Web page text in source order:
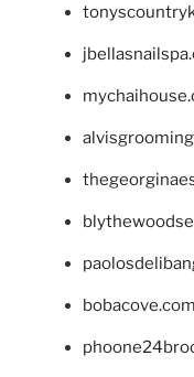
bobacove.com